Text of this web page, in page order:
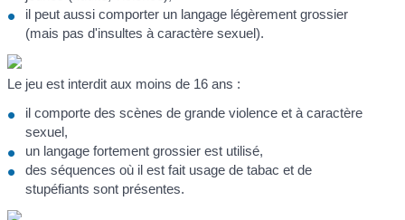
il peut aussi comporter un langage légèrement grossier
(mais pas d'insultes à caractère sexuel).
Le jeu est interdit aux moins de 16 ans :
il comporte des scènes de grande violence et à caractère
sexuel,
un langage fortement grossier est utilisé,
des séquences où il est fait usage de tabac et de
stupéfiants sont présentes.